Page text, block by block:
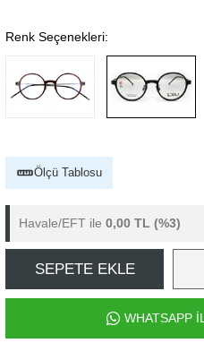
Renk Seçenekleri:
Ölçü Tablosu
Havale/EFT ile 0,00 TL (%3)
SEPETE EKLE
WHATSAPP